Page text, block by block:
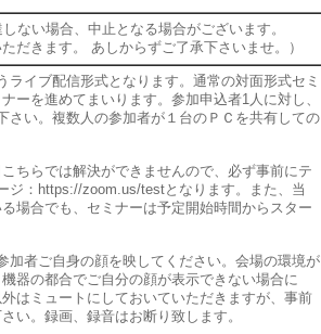
ない場合、中止となる場合がございます。
だきます。 あしからずご了承下さいませ。）
イブ配信形式となります。通常の対面形式セミ
ーを進めてまいります。参加申込者1人に対し、
さい。複数人の参加者が１台のＰＣを共有しての
ちらでは解決ができませんので、必ず事前にテ
ジ：https://zoom.us/testとなります。また、当
場合でも、セミナーは予定開始時間からスター
加者ご自身の顔を映してください。会場の環境が
器の都合でご自分の顔が表示できない場合に
はミュートにしておいていただきますが、事前
い。録画、録音はお断り致します。